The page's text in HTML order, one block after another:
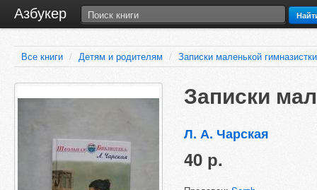
Азбукер
Все книги / Детям и родителям / Записки маленькой гимназистки
Записки
Л. А. Чарская
40 р.